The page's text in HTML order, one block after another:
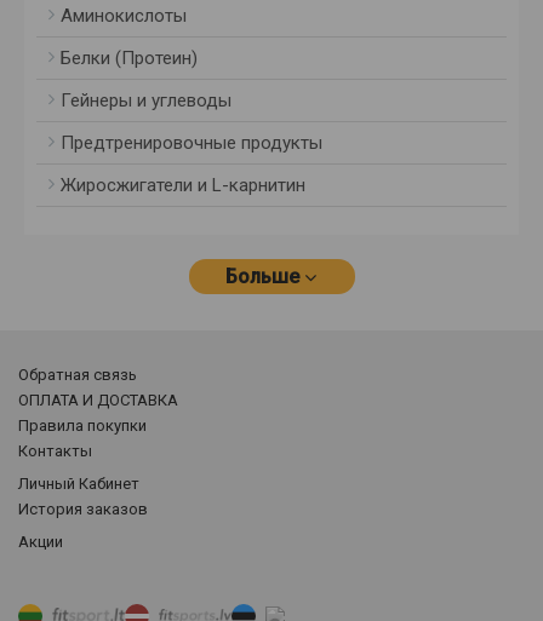
Аминокислоты
Белки (Протеин)
Гейнеры и углеводы
Предтренировочные продукты
Жиросжигатели и L-карнитин
Больше
Обратная связь
ОПЛАТА И ДОСТАВКА
Правила покупки
Контакты
Личный Кабинет
История заказов
Акции